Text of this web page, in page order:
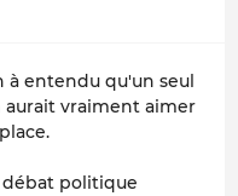
à entendu qu'un seul
aurait vraiment aimer
débat politique